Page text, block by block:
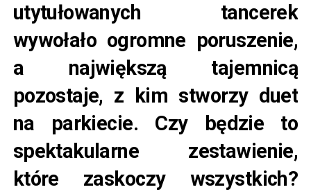
utytułowanych tancerek
wywołało ogromne poruszenie,
a największą tajemnicą
pozostaje, z kim stworzy duet
na parkiecie. Czy będzie to
spektakularne zestawienie,
które zaskoczy wszystkich?